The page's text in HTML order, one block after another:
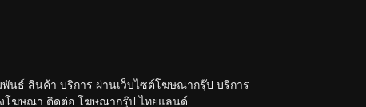
นธ์ สินค้า บริการ ผ่านเว็บไซต์โฆษณากรุ๊ป บริการ
โฆษณา ติดต่อ โฆษณากรุ๊ป ไทยแลนด์